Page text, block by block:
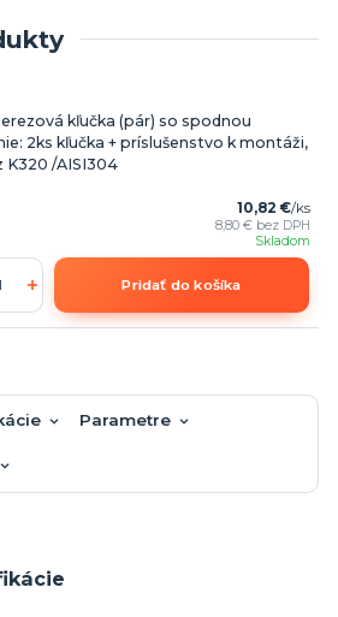
kľučka (pár) so spodnou
2ks kľučka + príslušenstvo k montáži,
K320 /AISI304
10,82 €/ks
8,80 € bez DPH
Skladom
Pridať do košíka
Parametre